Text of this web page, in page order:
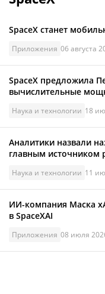
SpaceX станет
Приложения 06 августа
SpaceX предложила
вычислительные
Наука и технологии 18
Аналитики назвали
главным источником
Наука и технологии 11
ИИ-компания Маска
в SpaceXAI
Приложения 08 июля